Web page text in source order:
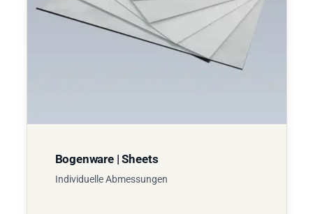
Bogenware | Sheets
Individuelle Abmessungen